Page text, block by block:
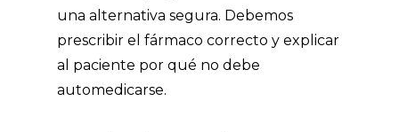
una alternativa segura. Debemos
prescribir el fármaco correcto y explicar
al paciente por qué no debe
automedicarse.